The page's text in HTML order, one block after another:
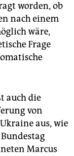
worden, ob
nach einem
wäre,
Frage
auch die
von
aus, wie
Marcus